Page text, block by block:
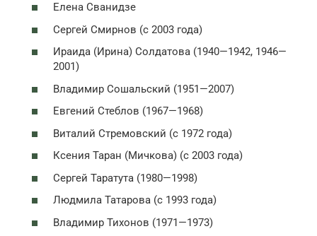
Елена Сванидзе
Сергей Смирнов (с 2003 года)
Ираида (Ирина) Солдатова (1940—1942, 1946—
2001)
Владимир Сошальский (1951—2007)
Евгений Стеблов (1967—1968)
Виталий Стремовский (с 1972 года)
Ксения Таран (Мичкова) (с 2003 года)
Сергей Таратута (1980—1998)
Людмила Татарова (с 1993 года)
Владимир Тихонов (1971—1973)